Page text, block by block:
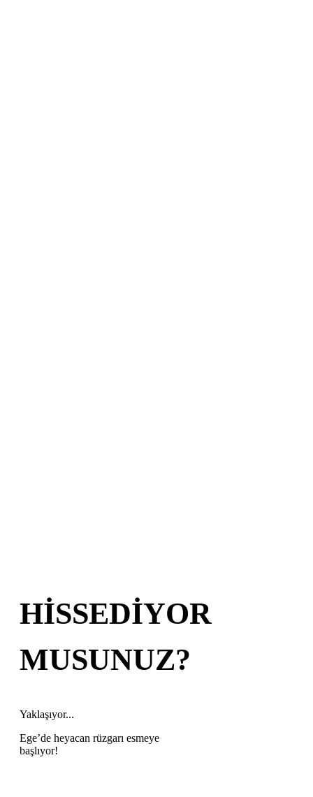
HİSSEDİYOR
MUSUNUZ?
Yaklaşıyor...
Ege’de heyacan rüzgarı esmeye
başlıyor!